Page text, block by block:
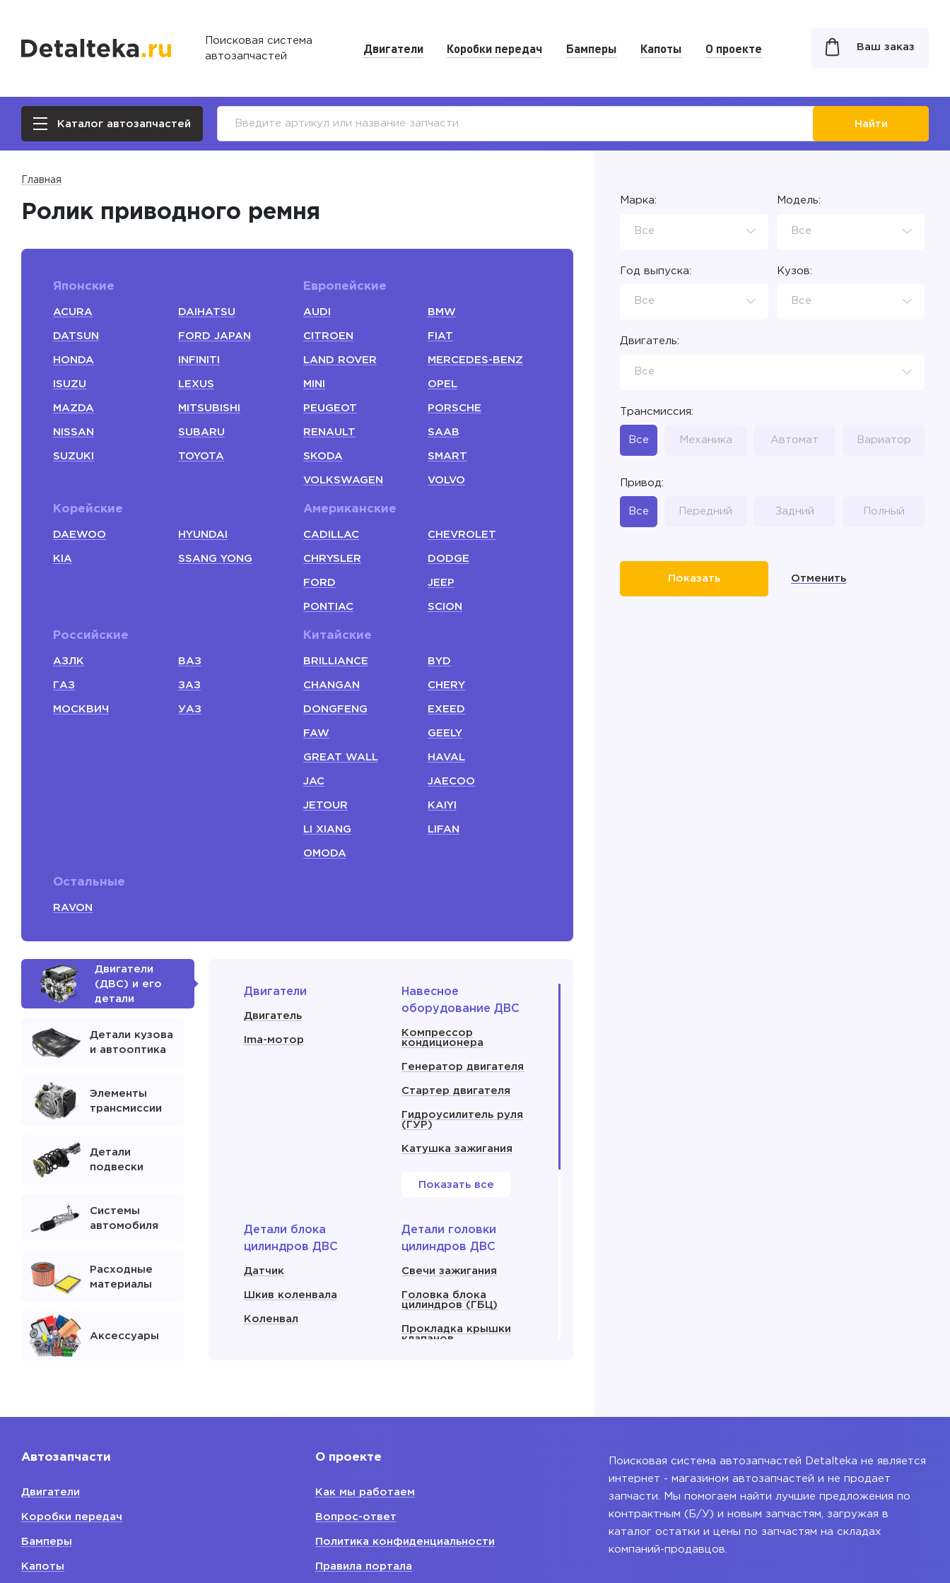
Поисковая система
автозапчастей
Двигатели Коробки передач Бамперы Капоты О проекте Ваш заказ
Каталог автозапчастей Найти
Главная
Ролик приводного ремня
Японские
ACURA DAIHATSU
DATSUN FORD JAPAN
HONDA INFINITI
ISUZU LEXUS
MAZDA MITSUBISHI
NISSAN SUBARU
SUZUKI TOYOTA
Европейские
AUDI BMW
CITROEN FIAT
LAND ROVER MERCEDES-BENZ
MINI OPEL
PEUGEOT PORSCHE
RENAULT SAAB
SKODA SMART
VOLKSWAGEN VOLVO
Корейские
DAEWOO HYUNDAI
KIA SSANG YONG
Американские
CADILLAC CHEVROLET
CHRYSLER DODGE
FORD JEEP
PONTIAC SCION
Российские
АЗЛК ВАЗ
ГАЗ ЗАЗ
МОСКВИЧ УАЗ
Китайские
BRILLIANCE BYD
CHANGAN CHERY
DONGFENG EXEED
FAW GEELY
GREAT WALL HAVAL
JAC JAECOO
JETOUR KAIYI
LI XIANG LIFAN
OMODA
Остальные
RAVON
Двигатели
(ДВС) и его
детали
Детали кузова
и автооптика
Элементы
трансмиссии
Детали
подвески
Системы
автомобиля
Расходные
материалы
Аксессуары
Двигатели
Двигатель
Ima-мотор
Навесное
оборудование ДВС
Компрессор
кондиционера
Генератор двигателя
Стартер двигателя
Гидроусилитель руля
(ГУР)
Катушка зажигания
Показать все
Детали блока
цилиндров ДВС
Датчик
Шкив коленвала
Коленвал
Детали головки
цилиндров ДВС
Свечи зажигания
Головка блока
цилиндров (ГБЦ)
Прокладка крышки
клапанов
поликлиновый
Блок двигателя
Марка:
Все
Модель:
Все
Год выпуска:
Все
Кузов:
Все
Двигатель:
Все
Трансмиссия:
Все Механика Автомат Вариатор
Привод:
Все Передний Задний Полный
Отменить
Автозапчасти
Двигатели
Коробки передач
Бамперы
Капоты
О проекте
Как мы работаем
Вопрос-ответ
Политика конфиденциальности
Правила портала
Поисковая система автозапчастей Detalteka не является
интернет - магазином автозапчастей и не продает
запчасти. Мы помогаем найти лучшие предложения по
контрактным (Б/У) и новым запчастям, загружая в
каталог остатки и цены по запчастям на складах
компаний-продавцов.